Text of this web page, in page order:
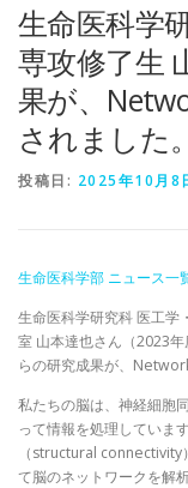
RESEARCH MAP (
生命医科学
専攻修了生
果が、
されました。
投稿日: 2025年10月8
生命医科学部 ニュース一
生命医科学研究科 医工学
室 山本達也さん（2023
らの研究成果が、
私たちの脳は、神経細胞
って情報を処理していま
（structural connectivity
て脳のネットワークを解